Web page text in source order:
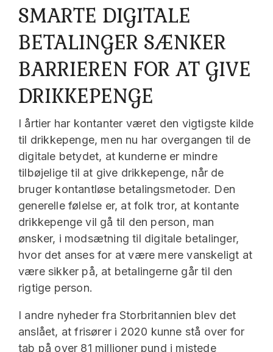
SMARTE DIGITALE
BETALINGER SÆNKER
BARRIEREN FOR AT GIVE
DRIKKEPENGE
I årtier har kontanter været den vigtigste kilde
til drikkepenge, men nu har overgangen til de
digitale betydet, at kunderne er mindre
tilbøjelige til at give drikkepenge, når de
bruger kontantløse betalingsmetoder. Den
generelle følelse er, at folk tror, at kontante
drikkepenge vil gå til den person, man
ønsker, i modsætning til digitale betalinger,
hvor det anses for at være mere vanskeligt at
være sikker på, at betalingerne går til den
rigtige person.
I andre nyheder fra Storbritannien blev det
anslået, at frisører i 2020 kunne stå over for
tab på over 81 millioner pund i mistede